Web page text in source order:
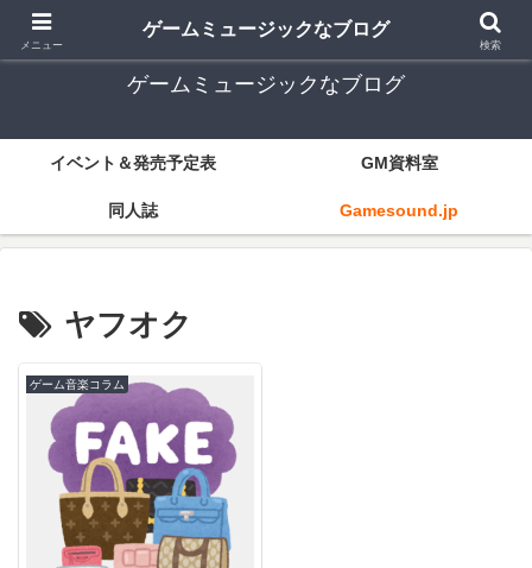
ゲーム音楽とレトロゲー中心
ゲームミュージックなブログ
イベント＆発売予定表 GM資料室
同人誌 Gamesound.jp
ヤフオク
ゲーム音楽コラム
メニュー
ゲームミュージックなブログ
検索